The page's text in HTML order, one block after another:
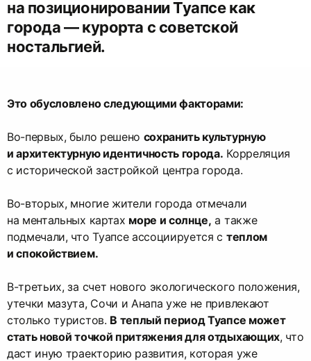
на позиционировании Туапсе как
города — курорта с советской
ностальгией.
Это обусловлено следующими факторами:
Во-первых, было решено сохранить культурную
и архитектурную идентичность города. Корреляция
с исторической застройкой центра города.
Во-вторых, многие жители города отмечали
на ментальных картах море и солнце, а также
подмечали, что Туапсе ассоциируется с теплом
и спокойствием.
В-третьих, за счет нового экологического положения,
утечки мазута, Сочи и Анапа уже не привлекают
столько туристов. В теплый период Туапсе может
стать новой точкой притяжения для отдыхающих, что
даст иную траекторию развития, которая уже